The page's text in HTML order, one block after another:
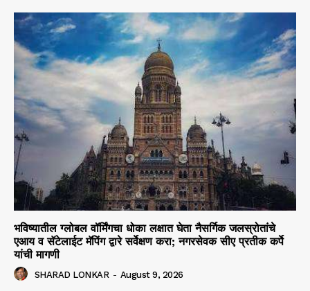
भविष्यातील ग्लोबल वॉर्मिंगचा धोका लक्षात घेता नैसर्गिक जलस्रोतांचे
एआय व सॅटेलाईट मॅपिंग द्वारे सर्वेक्षण करा; नगरसेवक सीए प्रतीक कर्पे
यांची मागणी
SHARAD LONKAR - August 9, 2026